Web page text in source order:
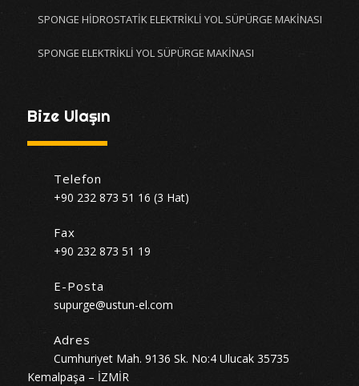
SPONGE HİDROSTATİK ELEKTRİKLİ YOL SÜPÜRGE MAKİNASI
SPONGE ELEKTRİKLİ YOL SÜPÜRGE MAKİNASI
Bize Ulaşın
Telefon
+90 232 873 51 16 (3 Hat)
Fax
+90 232 873 51 19
E-Posta
supurge@ustun-el.com
Adres
Cumhuriyet Mah. 9136 Sk. No:4 Ulucak 35735
Kemalpaşa – İZMİR